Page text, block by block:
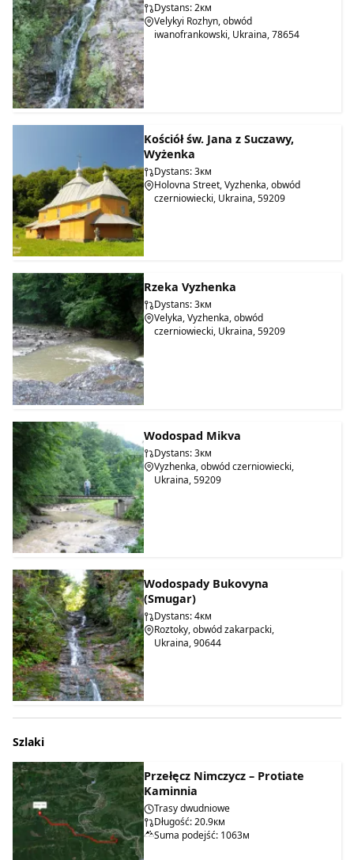
Dystans: 2км
Velykyi Rozhyn, obwód
iwanofrankowski, Ukraina, 78654
Kościół św. Jana z Suczawy,
Wyżenka
Dystans: 3км
Holovna Street, Vyzhenka, obwód
czerniowiecki, Ukraina, 59209
Rzeka Vyzhenka
Dystans: 3км
Velyka, Vyzhenka, obwód
czerniowiecki, Ukraina, 59209
Wodospad Mikva
Dystans: 3км
Vyzhenka, obwód czerniowiecki,
Ukraina, 59209
Wodospady Bukovyna
(Smugar)
Dystans: 4км
Roztoky, obwód zakarpacki,
Ukraina, 90644
Szlaki
Przełęcz Nimczycz – Protiate
Kaminnia
Trasy dwudniowe
Długość: 20.9км
Suma podejść: 1063м